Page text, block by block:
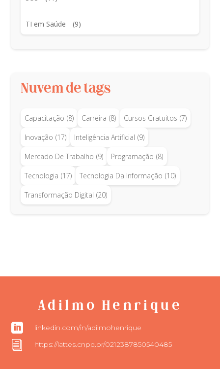
TI em Saúde (9)
Nuvem de tags
Capacitação (8) Carreira (8) Cursos Gratuitos (7)
Inovação (17) Inteligência Artificial (9)
Mercado De Trabalho (9) Programação (8)
Tecnologia (17) Tecnologia Da Informação (10)
Transformação Digital (20)
Adilmo Henrique
 linkedin.com/in/adilmohenrique
i https://lattes.cnpq.br/0212387850540485